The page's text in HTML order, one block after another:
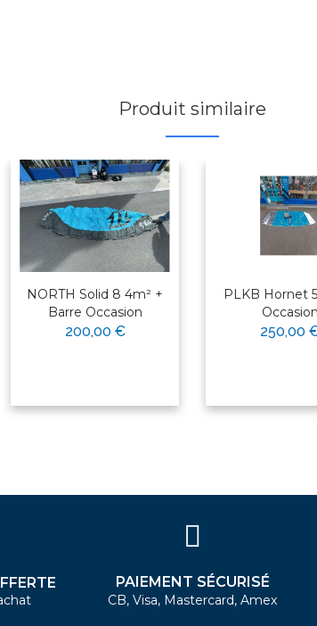
Produit similaire
NORTH Solid 8 4m² +
Barre Occasion
200,00 €
PLKB Hornet
Occasion
250,00
PAIEMENT SÉCURISÉ
CB, Visa, Mastercard, Amex